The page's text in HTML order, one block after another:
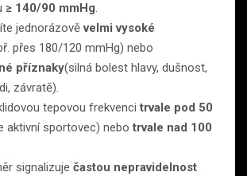
≥ 140/90 mmHg.
jednorázověvelmi vysoké
přes 180/120 mmHg) nebo
příznaky(silná bolest hlavy, dušnost,
závratě).
tepovou frekvencitrvale pod 50
aktivní sportovec) nebotrvale nad 100
signalizuje častou nepravidelnost